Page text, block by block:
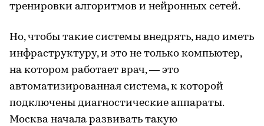
тренировки алгоритмов и нейронных сетей.
Но, чтобы такие системы внедрять, надо иметь
инфраструктуру, и это не только компьютер,
на котором работает врач, — это
автоматизированная система, к которой
подключены диагностические аппараты.
Москва начала развивать такую